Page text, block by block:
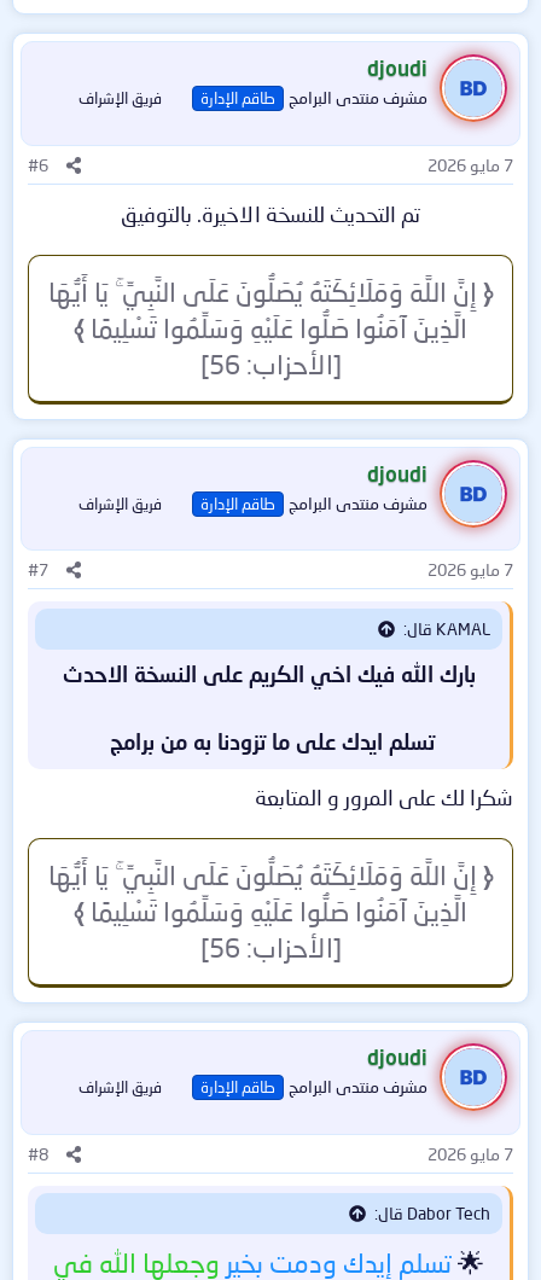
ل
ت
ف
ا
ع
ا
ت
djoudi
مشرف منتدى البرامج طاقم الإدارة فريق الإشراف
7 مايو 2026 #6
تم التحديث للنسخة الاخيرة. بالتوفيق​
﴿ إِنَّ اللَّهَ وَمَلَائِكَتَهُ يُصَلُّونَ عَلَى النَّبِيِّ ۚ يَا أَيُّهَا
الَّذِينَ آمَنُوا صَلُّوا عَلَيْهِ وَسَلِّمُوا تَسْلِيمًا﴾
[الأحزاب: 56]
djoudi
مشرف منتدى البرامج طاقم الإدارة فريق الإشراف
7 مايو 2026 #7
KAMAL قال:
بارك الله فيك اخي الكريم على النسخة الاحدث
تسلم ايدك على ما تزودنا به من برامج
شكرا لك على المرور و المتابعة
﴿ إِنَّ اللَّهَ وَمَلَائِكَتَهُ يُصَلُّونَ عَلَى النَّبِيِّ ۚ يَا أَيُّهَا
الَّذِينَ آمَنُوا صَلُّوا عَلَيْهِ وَسَلِّمُوا تَسْلِيمًا﴾
[الأحزاب: 56]
djoudi
مشرف منتدى البرامج طاقم الإدارة فريق الإشراف
7 مايو 2026 #8
Dabor Tech قال:
🌟تسلم إيدك ودمت بخير وجعلها الله في